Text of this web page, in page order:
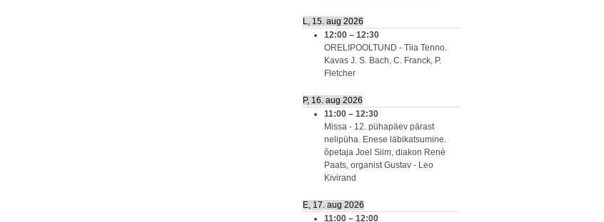
L, 15. aug 2026
12:00 – 12:30
ORELIPOOLTUND - Tiia Tenno.
Kavas J. S. Bach, C. Franck, P.
Fletcher
P, 16. aug 2026
11:00 – 12:30
Missa - 12. pühapäev pärast
nelipüha. Enese läbikatsumine.
õpetaja Joel Siim, diakon Renè
Paats, organist Gustav - Leo
Kivirand
E, 17. aug 2026
11:00 – 12:00